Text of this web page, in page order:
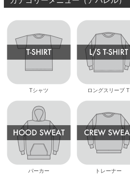
Tシャツ ロングスリーブ T
パーカー トレーナー